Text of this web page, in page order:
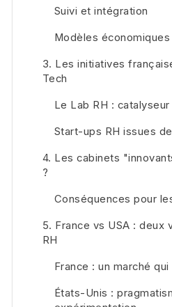
Suivi et intégration
Modèles économiques
3. Les initiatives
Tech
Le Lab RH : catalyseur
Start-ups RH issues
4. Les cabinets
?
Conséquences pour
5. France vs USA : deux
RH
France : un marché
États-Unis :